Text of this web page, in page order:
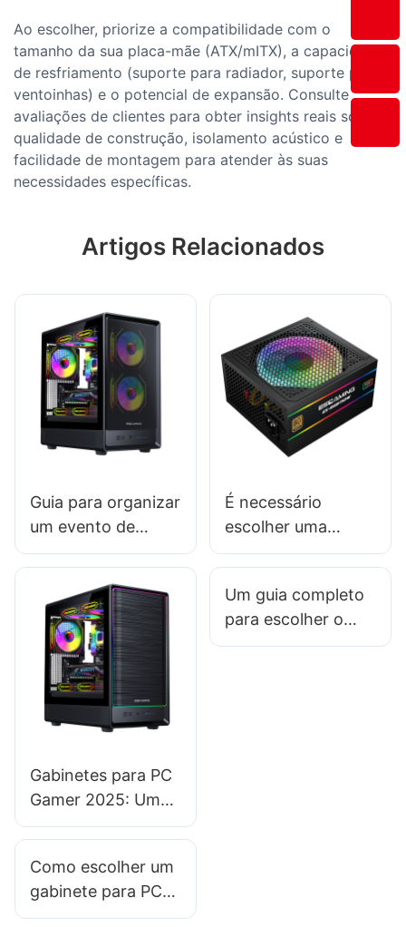
Ao escolher, priorize a compatibilidade com o
tamanho da sua placa-mãe (ATX/mITX), a capacidade
de resfriamento (suporte para radiador, suporte para
ventoinhas) e o potencial de expansão. Consulte
avaliações de clientes para obter insights reais sobre
qualidade de construção, isolamento acústico e
facilidade de montagem para atender às suas
necessidades específicas.
Artigos Relacionados
Guia para organizar
um evento de
lançamento de
para jogos de
sucesso
É necessário
escolher uma
marca de fonte de
PC?
Gabinetes para PC
Gamer 2025: Um
Gabinete Full
Necessário para o
Seu Computador?
Um guia completo
para escolher o
gabinete de PC
Como escolher um
gabinete para PC
gamer que cresce